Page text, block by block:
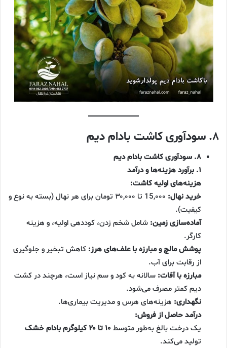
۸. سودآوری کاشت بادام دیم
۸. سودآوری کاشت بادام دیم
۱. برآورد هزینه‌ها و درآمد
هزینه‌های اولیه کاشت:
خرید نهال:
15,۰۰۰ تا ۳۰,۰۰۰ تومان برای هر نهال (بسته به نوع و
کیفیت).
آماده‌سازی زمین: شامل شخم زدن، کوددهی اولیه، و هزینه
کارگر.
پوشش مالچ و مبارزه با علف‌های هرز: کاهش تبخیر و جلوگیری
از رقابت برای آب.
مبارزه با آفات: سالانه به کود و سم نیاز است، هرچند در کشت
دیم کمتر مصرف می‌شود.
نگهداری: هزینه‌های هرس و مدیریت بیماری‌ها.
درآمد حاصل از فروش:
یک درخت بالغ به‌طور متوسط۱۰ تا ۲۰ کیلوگرم بادام خشک
تولید می‌کند.